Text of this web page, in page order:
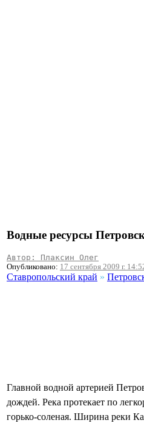
Водные ресурсы
Автор: Плаксин Олег
Опубликовано: 17 сентября 2009 г.
Ставропольский край »
Главной водной артерией
дождей. Река протекает по
горько-соленая. Ширина реки